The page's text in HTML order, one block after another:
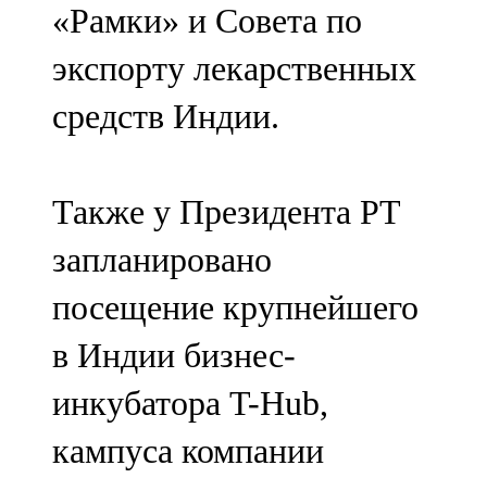
«Рамки» и Совета по
экспорту лекарственных
средств Индии.
Также у Президента РТ
запланировано
посещение крупнейшего
в Индии бизнес-
инкубатора T-Hub,
кампуса компании